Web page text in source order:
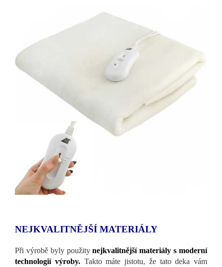
NEJKVALITNĚJŠÍ MATERIÁLY
Při výrobě byly použitynejkvalitnější materiály s moderní
technologií výroby. Takto máte jistotu, že tato deka vám